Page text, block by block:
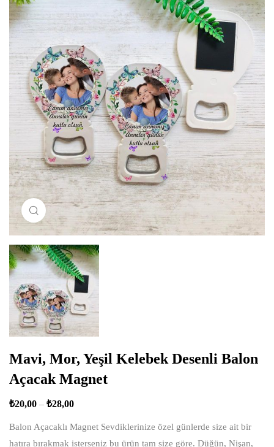
Resimi büyütmek için tıklayın
Mavi, Mor, Yeşil Kelebek Desenli Balon
Açacak Magnet
₺20,00 – ₺28,00
Balon Açacaklı Magnet Sevdiklerinize özel günlerde size ait bir
hatıra bırakmak isterseniz bu ürün tam size göre. Düğün, Nişan,